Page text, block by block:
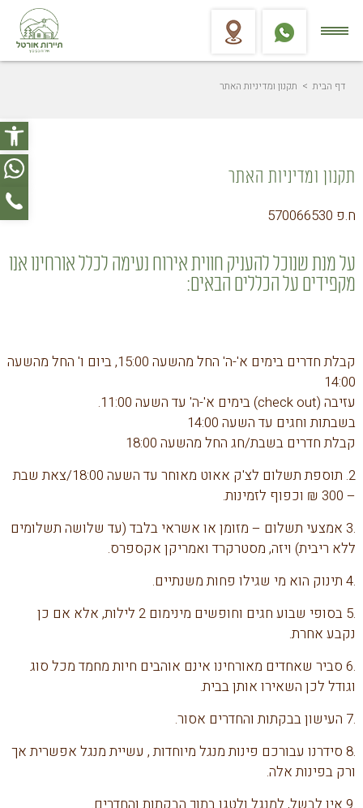
פתח
דף הבית> תקנון ומדיניות האתר
תקנון ומדיניות האתר
ח.פ 570066530
על מנת שנוכל להעניק חווית אירוח נעימה לכלל אורחינו אנו
מקפידים על הכללים הבאים:
קבלת חדרים בימים א'-ה' החל מהשעה 15:00, ביום ו' החל מהשעה
14:00
עזיבה (check out) בימים א'-ה' עד השעה 11:00.
בשבתות וחגים עד השעה 14:00
קבלת חדרים בשבת/חג החל מהשעה 18:00
2. תוספת תשלום לצ'ק אאוט מאוחר עד השעה 18:00/צאת שבת
– 300 ₪ וכפוף לזמינות.
.3 אמצעי תשלום – מזומן או אשראי בלבד (עד שלושה תשלומים
ללא ריבית) ויזה, מסטרקרד ואמריקן אקספרס.
.4 תינוק הוא מי שגילו פחות משנתיים.
.5 בסופי שבוע חגים וחופשים מינימום 2 לילות, אלא אם כן
נקבע אחרת.
.6 סביר שאחדים מאורחינו אינם אוהבים חיות מחמד מכל סוג
וגודל לכן השאירו אותן בבית.
.7 העישון בבקתות והחדרים אסור.
.8 סידרנו עבורכם פינות מנגל מיוחדות , עשיית מנגל אפשרית אך
ורק בפינות אלה.